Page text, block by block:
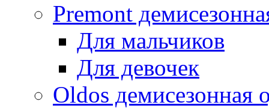
Premont
Для мальчиков
Для девочек
Oldos демисезонная